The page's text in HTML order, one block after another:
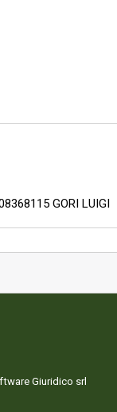
GORI LUIGI
Giuridico srl